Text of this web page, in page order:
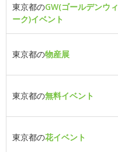
東京都のGW(ゴールデンウィ
ーク)イベント
東京都の物産展
東京都の無料イベント
東京都の花イベント